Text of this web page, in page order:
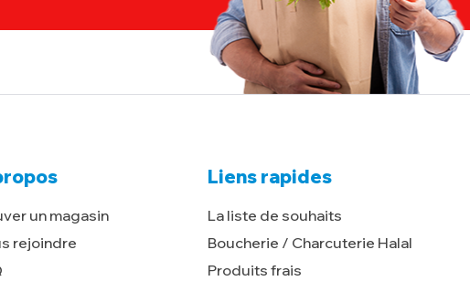
un magasin
rejoindre
Liens rapides
La liste de souhaits
Boucherie / Charcuterie Halal
Produits frais